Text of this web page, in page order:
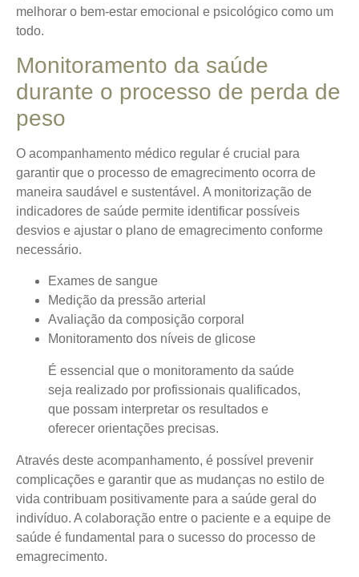
melhorar o bem-estar emocional e psicológico como um
todo.
Monitoramento da saúde
durante o processo de perda de
peso
O acompanhamento médico regular é crucial para
garantir que o processo de emagrecimento ocorra de
maneira saudável e sustentável. A monitorização de
indicadores de saúde permite identificar possíveis
desvios e ajustar o plano de emagrecimento conforme
necessário.
Exames de sangue
Medição da pressão arterial
Avaliação da composição corporal
Monitoramento dos níveis de glicose
É essencial que o monitoramento da saúde
seja realizado por profissionais qualificados,
que possam interpretar os resultados e
oferecer orientações precisas.
Através deste acompanhamento, é possível prevenir
complicações e garantir que as mudanças no estilo de
vida contribuam positivamente para a saúde geral do
indivíduo. A colaboração entre o paciente e a equipe de
saúde é fundamental para o sucesso do processo de
emagrecimento.